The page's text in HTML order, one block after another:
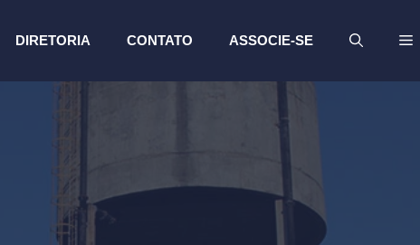
DIRETORIA CONTATO ASSOCIE-SE